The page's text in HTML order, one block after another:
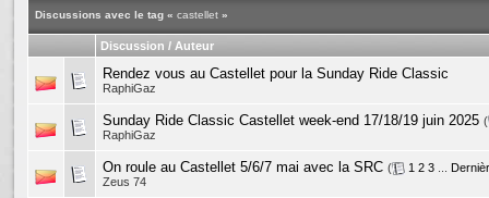
Discussions avec le tag « castellet »
Discussion / Auteur
Rendez vous au Castellet pour la Sunday Ride Classic
RaphiGaz
Sunday Ride Classic Castellet week-end 17/18/19 juin 2025 (
RaphiGaz
On roule au Castellet 5/6/7 mai avec la SRC ( 1 2 3
Zeus 74